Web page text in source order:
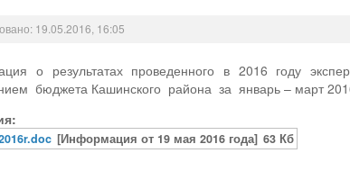
19.05.2016, 16:05
о результатах проведенного в 2016 году
бюджета Кашинского района за январь – март
[Информация от 19 мая 2016 года] 63 Кб